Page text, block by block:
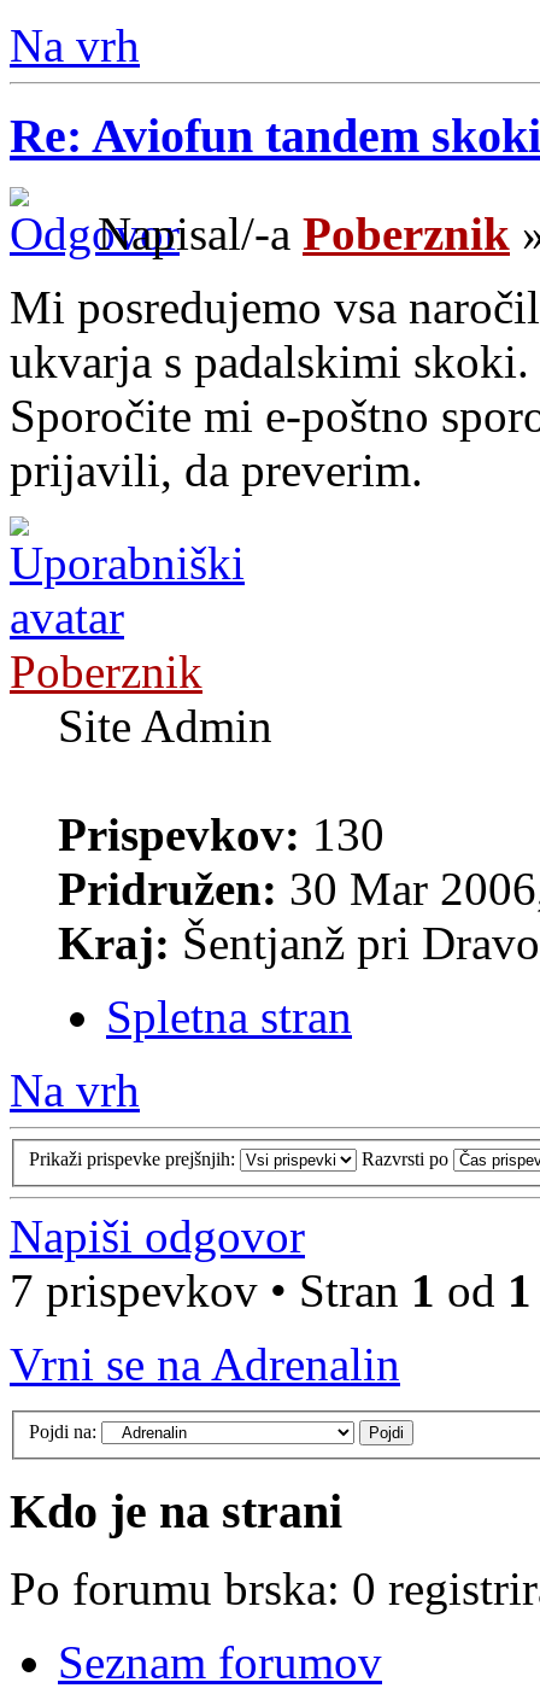
Na vrh
Re: Aviofun tandem skoki
Napisal/-a Poberznik
Mi posredujemo vsa
ukvarja s padalskimi skoki.
Sporočite mi e-poštno
prijavili, da preverim.
Poberznik
Site Admin
Prispevkov: 130
Pridružen: 30 Mar
Kraj: Šentjanž pri
Spletna stran
Na vrh
Prikaži prispevke prejšnjih: Razvrsti po
Napiši odgovor
7 prispevkov • Stran 1 od 1
Vrni se na Adrenalin
Pojdi na:
Kdo je na strani
Po forumu brska: 0
Seznam forumov